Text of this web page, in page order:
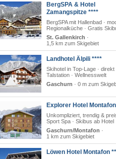
BergSPA & Hotel
Zamangspitze ****
BergSPA mit Hallenbad ·
Regionalküche · Gratis
St. Gallenkirch ·
1,5 km zum Skigebiet
Landhotel Älpili ****
Skihotel in Top-Lage ·
Talstation · Wellnesswelt
Gaschurn · 0 m zum
Explorer Hotel Montafon
Unkompliziert, trendig &
Sport Spa · Skibus ab Hotel
Gaschurn/Montafon ·
1 km zum Skigebiet
Löwen Hotel Montafon